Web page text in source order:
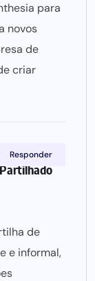
para
novos
de
criar
de
e informal,
Responder